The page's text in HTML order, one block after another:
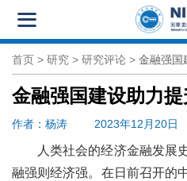
首页 > 研究 > 研究评论 > 金融强国
金融强国建设助力
作者 ：杨涛 2023年12月20日
人类社会的经济金融发展
融强则经济强。在日前召开的